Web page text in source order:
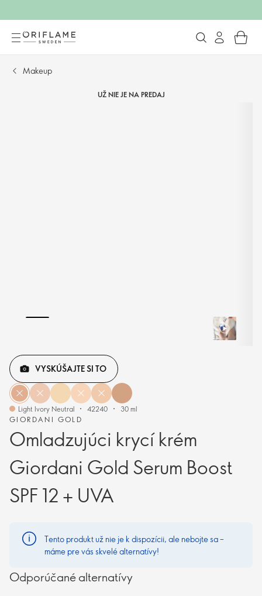
Makeup
UŽ NIE JE NA PREDAJ
GIORDANI GOLD
Omladzujúci krycí krém
Giordani Gold Serum Boost
SPF 12 + UVA
VYSKÚŠAJTE SI TO
Light Ivory Neutral 42240 30 ml
Tento produkt už nie je k dispozícii, ale nebojte sa –
máme pre vás skvelé alternatívy!
Odporúčané alternatívy